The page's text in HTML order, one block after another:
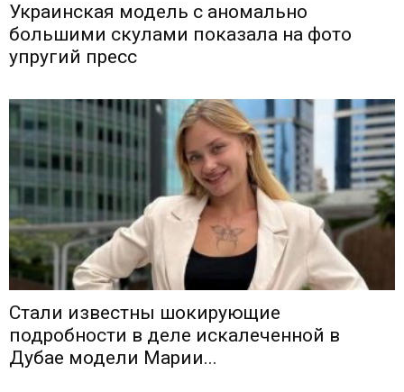
Украинская модель с аномально
большими скулами показала на фото
упругий пресс
Cтали известны шокирующие
подробности в деле искалеченной в
Дубае модели Марии...